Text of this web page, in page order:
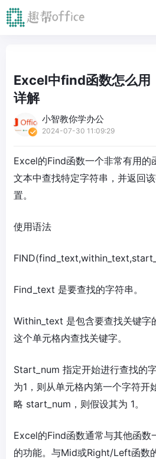
Excel中find函数怎么用
详解
小智教你学办公
2024-07-30 11:09:29
Excel的Find函数一个非常有用的
文本中查找特定字符串，并返回
置。
使用语法
Find_text 是要查找的字符串。
Within_text 是包含要查找关键字
这个单元格内查找关键字。
Start_num 指定开始进行查找的
为1，则从单元格内第一个字符开
略 start_num，则假设其为 1。
Excel的Find函数通常与其他函数
的功能。与Mid或Right/Left函数